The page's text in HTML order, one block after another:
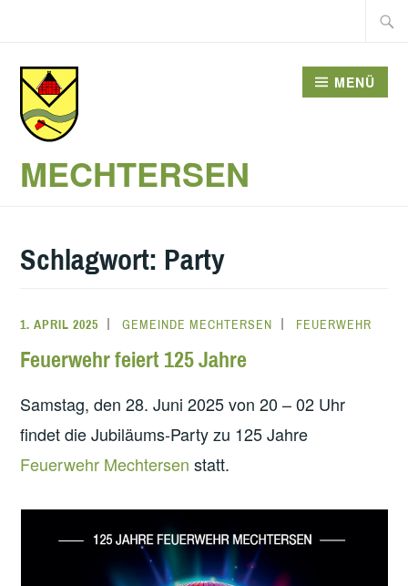
springen
Suche
MECHTERSEN
MENÜ
Schlagwort: Party
1. APRIL 2025 GEMEINDE MECHTERSEN FEUERWEHR
Feuerwehr feiert 125 Jahre
Samstag, den 28. Juni 2025 von 20 – 02 Uhr
findet die Jubiläums-Party zu 125 Jahre
Feuerwehr Mechtersen statt.